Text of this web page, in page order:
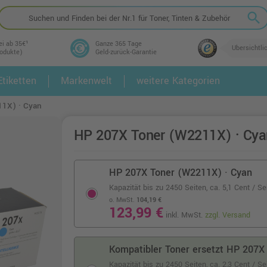
search
ab 35€¹
Ganze 365 Tage
Geld-zurück-Garantie
2.
Markenwelt weitere Kategorien
· Cyan
HP 207X Toner (W2211X) ·
HP 207X Toner (W2211X) · Cyan
Kapazität bis zu 2450 Seiten, ca. 5,1 Cent /
o. MwSt. 104,19 €
123,99 € inkl. MwSt. zzgl. Versand
Kompatibler Toner ersetzt HP 207X
Kapazität bis zu 2450 Seiten, ca. 2,3 Cent /